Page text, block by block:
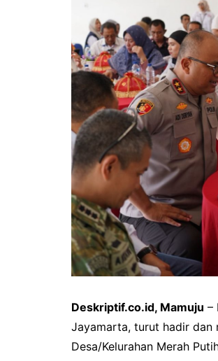
Deskriptif.co.id, Mamuju –
Jayamarta, turut hadir dan
Desa/Kelurahan Merah